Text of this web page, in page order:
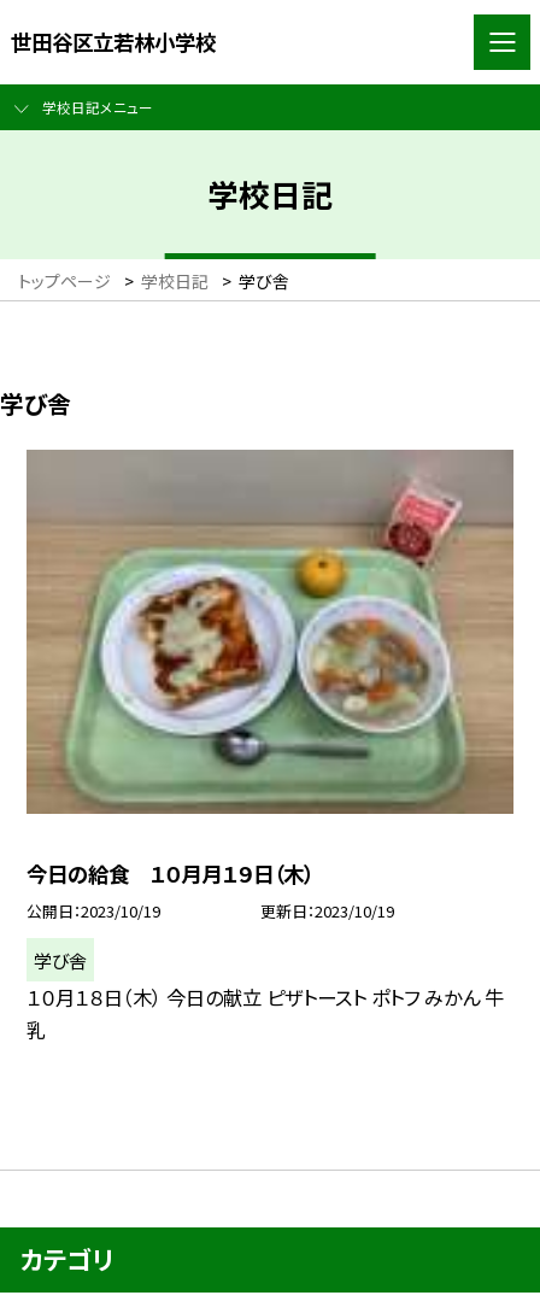
世田谷区立若林小学校
学校日記メニュー
学校日記
トップページ > 学校日記 > 学び舎
学び舎
今日の給食 １０月月１９日（木）
公開日 2023/10/19 更新日 2023/10/19
学び舎
１０月１８日（木） 今日の献立 ピザトースト ポトフ みかん 牛
乳
カテゴリ